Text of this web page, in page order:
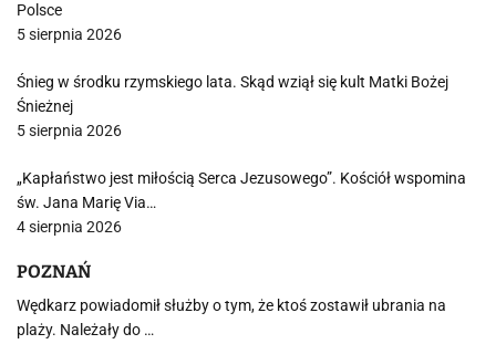
Polsce
5 sierpnia 2026
Śnieg w środku rzymskiego lata. Skąd wziął się kult Matki Bożej
Śnieżnej
5 sierpnia 2026
„Kapłaństwo jest miłością Serca Jezusowego”. Kościół wspomina
św. Jana Marię Via…
4 sierpnia 2026
POZNAŃ
Wędkarz powiadomił służby o tym, że ktoś zostawił ubrania na
plaży. Należały do …